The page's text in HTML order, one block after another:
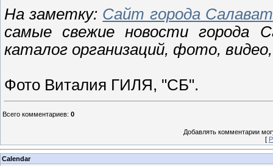
На заметку: Сайт города Салават
самые свежие новости города
каталог организаций, фото,
Фото Виталия ГИЛЯ, "СБ".
Всего комментариев: 0
Добавлять комментарии
[
Calendar